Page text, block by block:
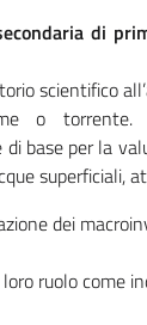
di
scientifico
o torrente.
base per la
superficiali,
dei
ruolo come